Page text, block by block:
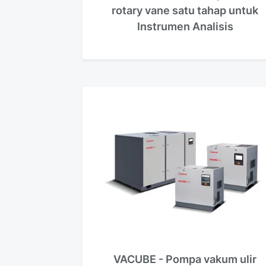
rotary vane satu tahap untuk
Instrumen Analisis
VACUBE - Pompa vakum ulir